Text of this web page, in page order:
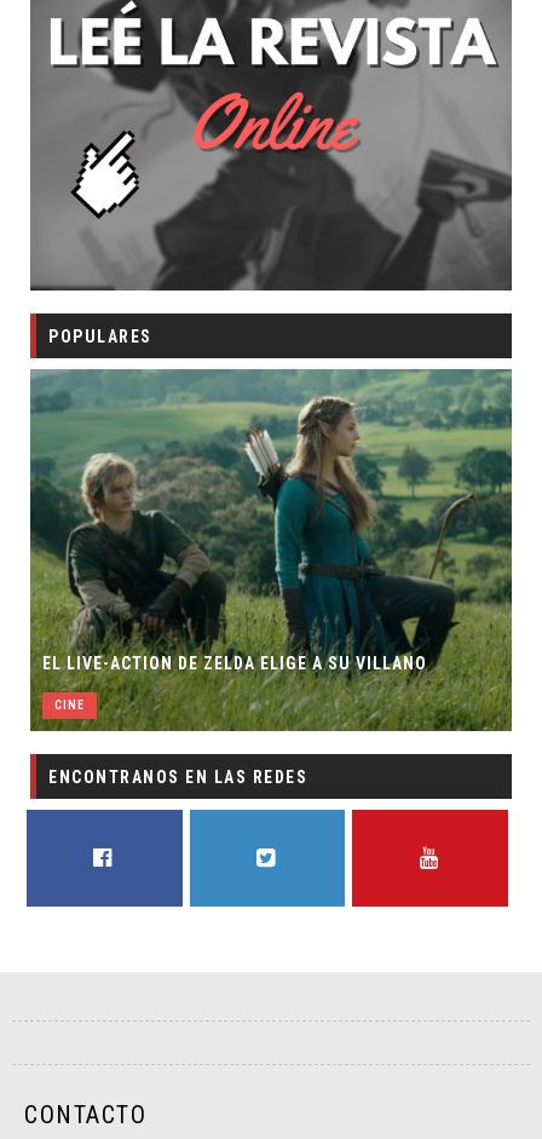
POPULARES
EL LIVE-ACTION DE ZELDA ELIGE A SU VILLANO
CINE
ENCONTRANOS EN LAS REDES
CONTACTO